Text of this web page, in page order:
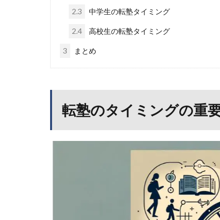
2.3 中学生の転塾タイミング
2.4 高校生の転塾タイミング
3 まとめ
転塾のタイミングの重